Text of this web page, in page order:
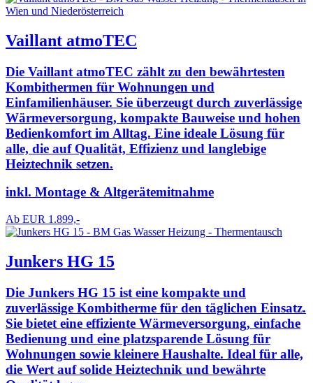
Vaillant atmoTEC
Die Vaillant atmoTEC zählt zu den bewährtesten
Kombithermen für Wohnungen und
Einfamilienhäuser. Sie überzeugt durch zuverlässige
Wärmeversorgung, kompakte Bauweise und hohen
Bedienkomfort im Alltag. Eine ideale Lösung für
alle, die auf Qualität, Effizienz und langlebige
Heiztechnik setzen.
inkl. Montage & Altgerätemitnahme
Ab EUR 1.899,-
Junkers HG 15
Die Junkers HG 15 ist eine kompakte und
zuverlässige Kombitherme für den täglichen Einsatz.
Sie bietet eine effiziente Wärmeversorgung, einfache
Bedienung und eine platzsparende Lösung für
Wohnungen sowie kleinere Haushalte. Ideal für alle,
die Wert auf solide Heiztechnik und bewährte